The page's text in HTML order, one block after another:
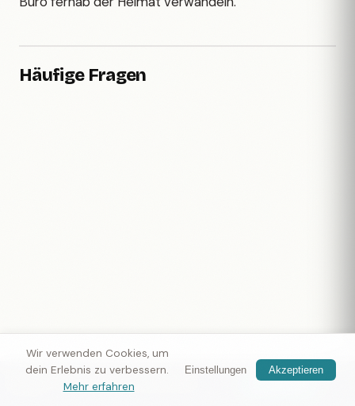
Häufige Fragen
Wir verwenden Cookies, um
dein Erlebnis zu verbessern.
Mehr erfahren
Einstellungen Akzeptieren
— Reisende in der Nähe treffen App holen